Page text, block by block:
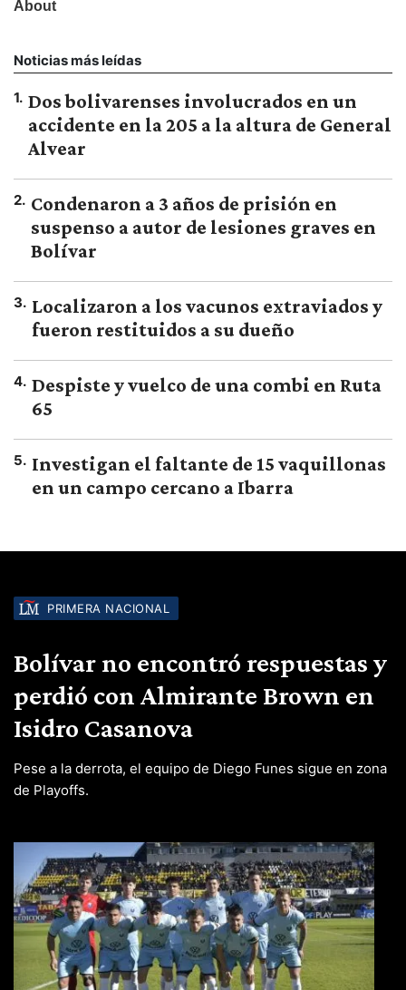
Noticias más leídas
1. Dos bolivarenses involucrados en un
accidente en la 205 a la altura de General
Alvear
2. Condenaron a 3 años de prisión en
suspenso a autor de lesiones graves en
Bolívar
3. Localizaron a los vacunos extraviados y
fueron restituidos a su dueño
4. Despiste y vuelco de una combi en Ruta
65
5. Investigan el faltante de 15 vaquillonas
en un campo cercano a Ibarra
PRIMERA NACIONAL
Bolívar no encontró respuestas y
perdió con Almirante Brown en
Isidro Casanova
Pese a la derrota, el equipo de Diego Funes sigue en zona
de Playoffs.